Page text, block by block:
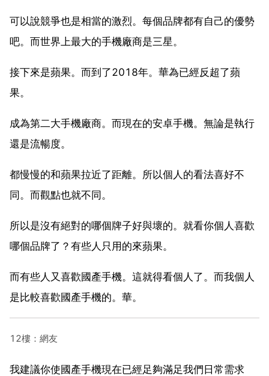
可以說競爭也是相當的激烈。每個品牌都有自己的優勢
吧。而世界上最大的手機廠商是三星。
接下來是蘋果。而到了2018年。華為已經反超了蘋
果。
成為第二大手機廠商。而現在的安卓手機。無論是執行
還是流暢度。
都慢慢的和蘋果拉近了距離。所以個人的看法喜好不
同。而觀點也就不同。
所以是沒有絕對的哪個牌子好與壞的。就看你個人喜歡
哪個品牌了？有些人只用的來蘋果。
而有些人又喜歡國產手機。這就得看個人了。而我個人
是比較喜歡國產手機的。華。
12樓：網友
我建議你使國產手機現在已經足夠滿足我們日常需求